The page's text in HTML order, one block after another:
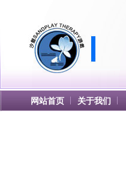
网站首页 关于我们